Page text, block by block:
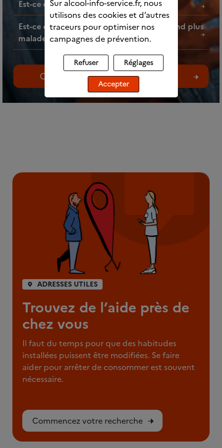
Est-ce que l’alcool fait grossir ?
Est-ce que faire des mélanges d’alcools rend plus
malade ?
Consultez toutes les questions
ADRESSES UTILES
Trouvez de l’aide près de
chez vous
Il faut du temps pour que des habitudes
installées puissent être modifiées. Se faire
aider pour arrêter de consommer est souvent
nécessaire.
Commencez votre recherche
Sur alcool-info-service.fr, nous
utilisons des cookies et d’autres
traceurs pour optimiser nos
campagnes de prévention.
Refuser Réglages
Accepter